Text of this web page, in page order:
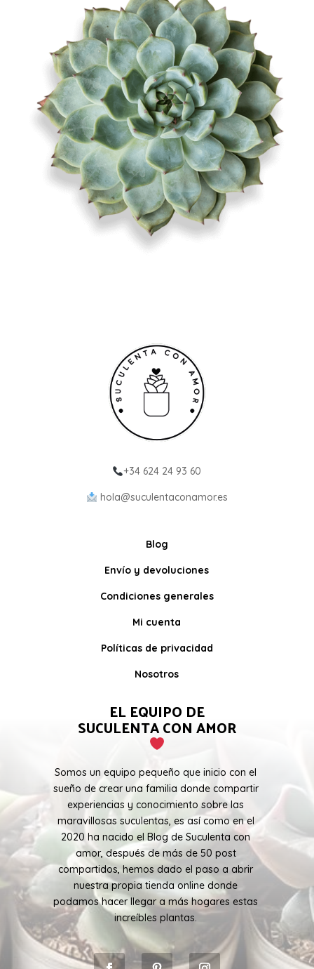
+34 624 24 93 60
hola@suculentaconamor.es
Blog
Envío y devoluciones
Condiciones generales
Mi cuenta
Políticas de privacidad
Nosotros
EL EQUIPO DE
SUCULENTA CON AMOR
Somos un equipo pequeño que inicio con el
sueño de crear una familia donde compartir
experiencias y conocimiento sobre las
maravillosas suculentas, es así como en el
2020 ha nacido el Blog de Suculenta con
amor, después de más de 50 post
compartidos, hemos dado el paso a abrir
nuestra propia tienda online donde
podamos hacer llegar a más hogares estas
increíbles plantas.